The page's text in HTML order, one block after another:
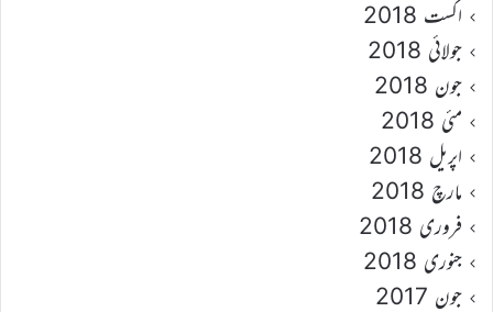
اگست 2018
جولائی 2018
جون 2018
مئی 2018
اپریل 2018
مارچ 2018
فروری 2018
جنوری 2018
جون 2017